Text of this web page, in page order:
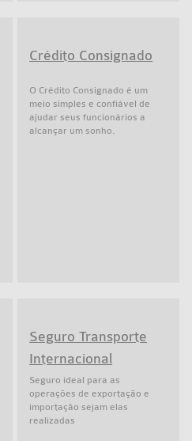
Crédito Consignado
O Crédito Consignado é um
meio simples e confiável de
ajudar seus funcionários a
alcançar um sonho.
Seguro Transporte
Internacional
Seguro ideal para as
operações de exportação e
importação sejam elas
realizadas